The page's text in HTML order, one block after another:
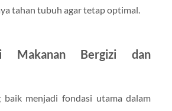
tahan tubuh agar tetap optimal.
Makanan Bergizi dan
baik menjadi fondasi utama dalam